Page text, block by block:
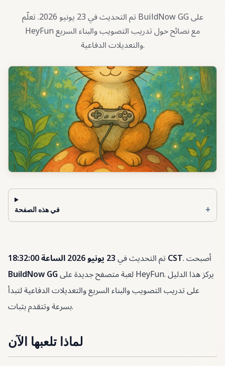
تم التحديث في 23 يونيو 2026. تعلّم BuildNow GG على
HeyFun مع نصائح حول تدريب التصويب والبناء السريع
والتعديلات الدفاعية.
في هذه الصفحة +
تم التحديث في 23 يونيو 2026 الساعة 18:32:00 CST . أصبحت
BuildNow GG
على تدريب التصويب والبناء السريع والتعديلات الدفاعية لتبدأ
بسرعة وتتقدم بثبات.
لماذا تلعبها الآن